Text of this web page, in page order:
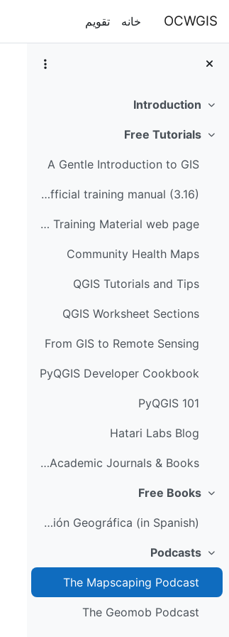
OCWGIS خانه تقویم
جمع‌کردن
Introduction
جمع‌کردن
Free Tutorials
A Gentle Introduction to GIS
QGIS official training manual (3.16)
QGIS Training Material web page
Community Health Maps
QGIS Tutorials and Tips
QGIS Worksheet Sections
From GIS to Remote Sensing
PyQGIS Developer Cookbook
PyQGIS 101
Hatari Labs Blog
Cartography for Map Figures in Academic Journals & Books
جمع‌کردن
Free Books
Sistemas de Información Geográfica (in Spanish)
جمع‌کردن
Podcasts
The Mapscaping Podcast
The Geomob Podcast